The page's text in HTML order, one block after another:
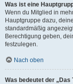
Was ist eine
Wenn du Mitglied in
Hauptgruppe dazu,
standardmäßig
Berechtigung geben,
festzulegen.
Nach oben
Was bedeutet der